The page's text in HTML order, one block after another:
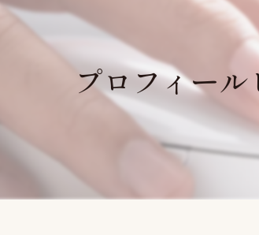
エンドロール/当日撮影
オープニングムービープロフィー